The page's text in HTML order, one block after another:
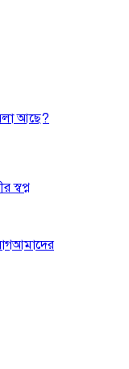
বলা আছে?
স্বপ্ন
আমাদের